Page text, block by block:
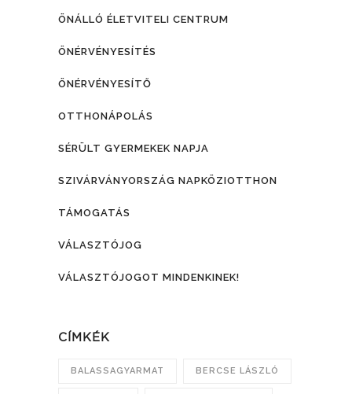
ÖNÁLLÓ ÉLETVITELI CENTRUM
ÖNÉRVÉNYESÍTÉS
ÖNÉRVÉNYESÍTŐ
OTTHONÁPOLÁS
SÉRÜLT GYERMEKEK NAPJA
SZIVÁRVÁNYORSZÁG NAPKÖZIOTTHON
TÁMOGATÁS
VÁLASZTÓJOG
VÁLASZTÓJOGOT MINDENKINEK!
CÍMKÉK
BALASSAGYARMAT BERCSE LÁSZLÓ